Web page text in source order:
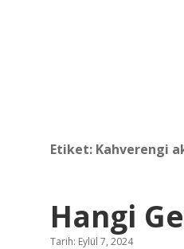
Etiket: Kahverengi
Hangi
Tarih: Eylül 7, 2024